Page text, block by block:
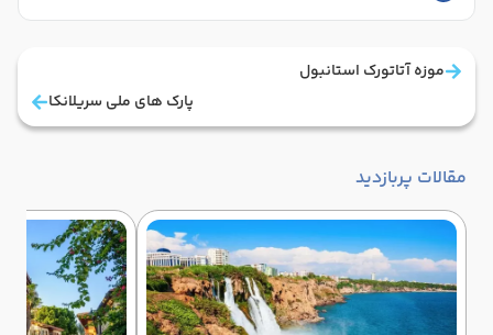
موزه آتاتورک استانبول
پارک های ملی سریلانکا
مقالات پربازدید